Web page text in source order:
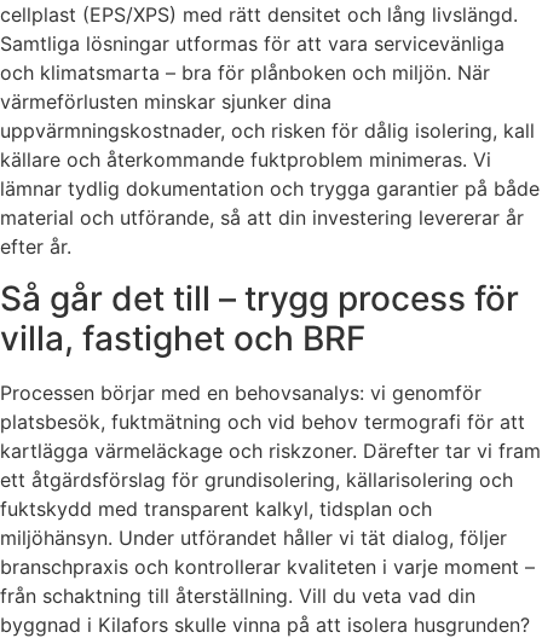
cellplast (EPS/XPS) med rätt densitet och lång livslängd.
Samtliga lösningar utformas för att vara servicevänliga
och klimatsmarta – bra för plånboken och miljön. När
värmeförlusten minskar sjunker dina
uppvärmningskostnader, och risken för dålig isolering, kall
källare och återkommande fuktproblem minimeras. Vi
lämnar tydlig dokumentation och trygga garantier på både
material och utförande, så att din investering levererar år
efter år.
Så går det till – trygg process för
villa, fastighet och BRF
Processen börjar med en behovsanalys: vi genomför
platsbesök, fuktmätning och vid behov termografi för att
kartlägga värmeläckage och riskzoner. Därefter tar vi fram
ett åtgärdsförslag för grundisolering, källarisolering och
fuktskydd med transparent kalkyl, tidsplan och
miljöhänsyn. Under utförandet håller vi tät dialog, följer
branschpraxis och kontrollerar kvaliteten i varje moment –
från schaktning till återställning. Vill du veta vad din
byggnad i Kilafors skulle vinna på att isolera husgrunden?